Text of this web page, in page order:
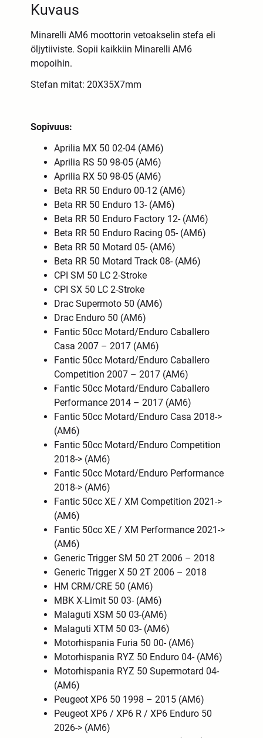
Kuvaus
Minarelli AM6 moottorin vetoakselin stefa eli
öljytiiviste. Sopii kaikkiin Minarelli AM6
mopoihin.
Stefan mitat: 20X35X7mm
Sopivuus:
Aprilia MX 50 02-04 (AM6)
Aprilia RS 50 98-05 (AM6)
Aprilia RX 50 98-05 (AM6)
Beta RR 50 Enduro 00-12 (AM6)
Beta RR 50 Enduro 13- (AM6)
Beta RR 50 Enduro Factory 12- (AM6)
Beta RR 50 Enduro Racing 05- (AM6)
Beta RR 50 Motard 05- (AM6)
Beta RR 50 Motard Track 08- (AM6)
CPI SM 50 LC 2-Stroke
CPI SX 50 LC 2-Stroke
Drac Supermoto 50 (AM6)
Drac Enduro 50 (AM6)
Fantic 50cc Motard/Enduro Caballero
Casa 2007 – 2017 (AM6)
Fantic 50cc Motard/Enduro Caballero
Competition 2007 – 2017 (AM6)
Fantic 50cc Motard/Enduro Caballero
Performance 2014 – 2017 (AM6)
Fantic 50cc Motard/Enduro Casa 2018->
(AM6)
Fantic 50cc Motard/Enduro Competition
2018-> (AM6)
Fantic 50cc Motard/Enduro Performance
2018-> (AM6)
Fantic 50cc XE / XM Competition 2021->
(AM6)
Fantic 50cc XE / XM Performance 2021->
(AM6)
Generic Trigger SM 50 2T 2006 – 2018
Generic Trigger X 50 2T 2006 – 2018
HM CRM/CRE 50 (AM6)
MBK X-Limit 50 03- (AM6)
Malaguti XSM 50 03-(AM6)
Malaguti XTM 50 03- (AM6)
Motorhispania Furia 50 00- (AM6)
Motorhispania RYZ 50 Enduro 04- (AM6)
Motorhispania RYZ 50 Supermotard 04-
(AM6)
Peugeot XP6 50 1998 – 2015 (AM6)
Peugeot XP6 / XP6 R / XP6 Enduro 50
2026-> (AM6)